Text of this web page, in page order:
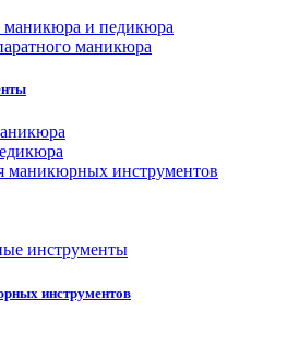
маникюра и педикюра
маникюра
маникюрных инструментов
инструменты
инструментов